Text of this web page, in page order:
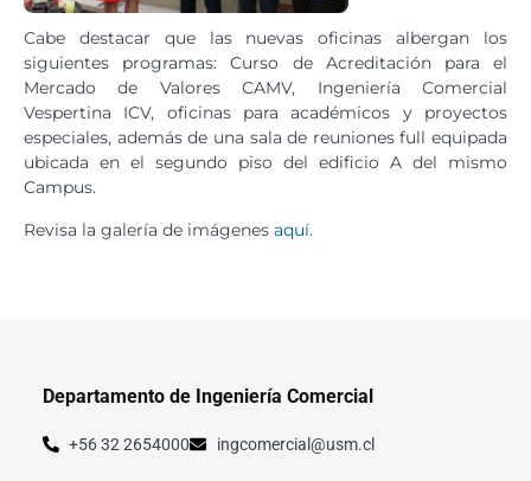
Cabe destacar que las nuevas oficinas albergan los
siguientes programas: Curso de Acreditación para el
Mercado de Valores CAMV, Ingeniería Comercial
Vespertina ICV, oficinas para académicos y proyectos
especiales, además de una sala de reuniones full equipada
ubicada en el segundo piso del edificio A del mismo
Campus.
Revisa la galería de imágenes aquí.
Departamento de Ingeniería Comercial
+56 32 2654000 ingcomercial@usm.cl